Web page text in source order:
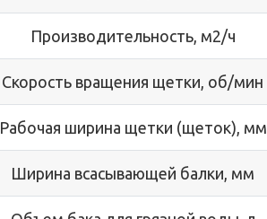
Производительность, м2/ч
Скорость вращения щетки, об/мин
Рабочая ширина щетки (щеток), мм
Ширина всасывающей балки, мм